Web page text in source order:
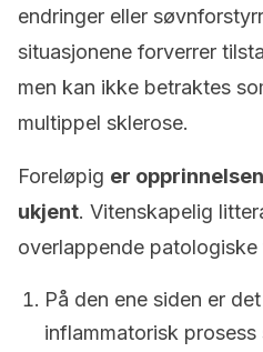
endringer eller
situasjonene forverrer
men kan ikke betraktes
multippel sklerose.
Foreløpig er
ukjent. Vitenskapelig
overlappende patologiske
På den ene siden er
inflammatorisk prosess